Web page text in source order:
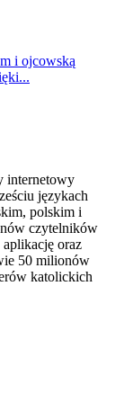
i ojcowską
internetowy
językach
polskim i
czytelników
oraz
50 milionów
katolickich